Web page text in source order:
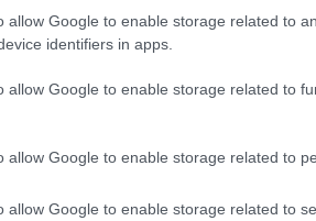
allow Google to enable storage related to
identifiers in apps.
allow Google to enable storage related to
allow Google to enable storage related to
allow Google to enable storage related to